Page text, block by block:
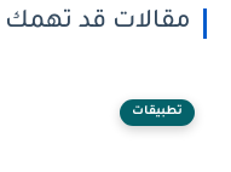
مقالات قد تهمك
تطبيقات